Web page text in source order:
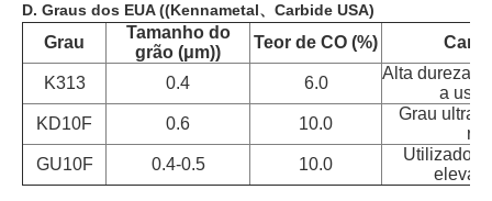
D. Graus dos EUA ((Kennametal、Carbide USA)
Grau
Tamanho do
grão (μm))
Teor de CO (%)
K313 0.4 6.0
Alta dureza,
a
KD10F
0.6 10.0
Grau
GU10F
0.4-0.5 10.0
Utilizado